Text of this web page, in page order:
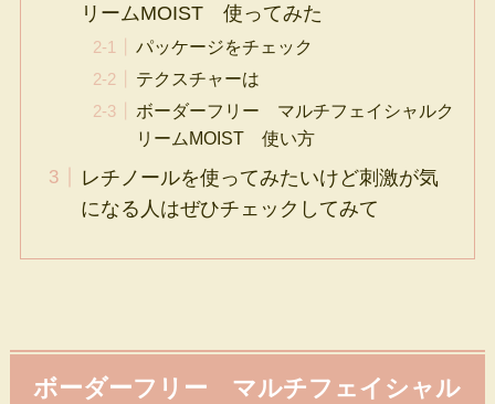
リームMOIST 使ってみた
パッケージをチェック
テクスチャーは
ボーダーフリー マルチフェイシャルク
リームMOIST 使い方
レチノールを使ってみたいけど刺激が気
になる人はぜひチェックしてみて
ボーダーフリー マルチフェイシャル